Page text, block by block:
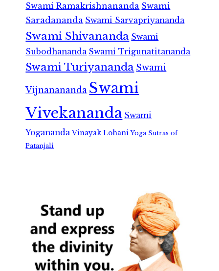
Swami Ramakrishnananda Swami
Saradananda Swami Sarvapriyananda
Swami Shivananda Swami
Subodhananda Swami Trigunatitananda
Swami Turiyananda Swami
Vijnanananda Swami
Vivekananda Swami
Yogananda Vinayak Lohani Yoga Sutras of
Patanjali